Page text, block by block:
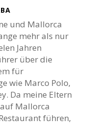
und Mallorca
mehr als nur
Jahren
über die
für
wie Marco Polo,
Da meine Eltern
Mallorca
führen,